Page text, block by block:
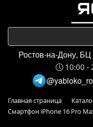
Ростов-на-Дону,
10:00 -
Главная страница
Смартфон iPhone 16 Pro